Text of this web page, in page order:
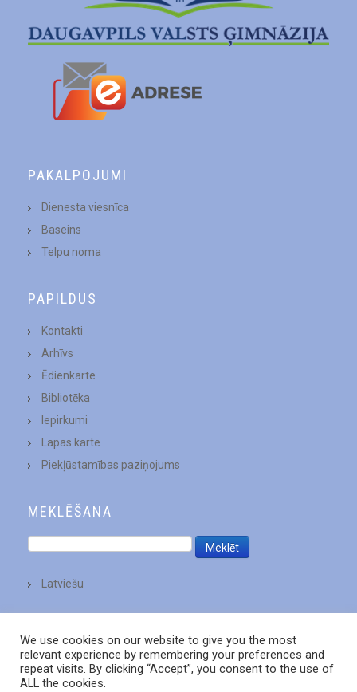
PAKALPOJUMI
Dienesta viesnīca
Baseins
Telpu noma
PAPILDUS
Kontakti
Arhīvs
Ēdienkarte
Bibliotēka
Iepirkumi
Lapas karte
Piekļūstamības paziņojums
MEKLĒŠANA
Latviešu
We use cookies on our website to give you the most
relevant experience by remembering your preferences and
repeat visits. By clicking “Accept”, you consent to the use of
ALL the cookies.